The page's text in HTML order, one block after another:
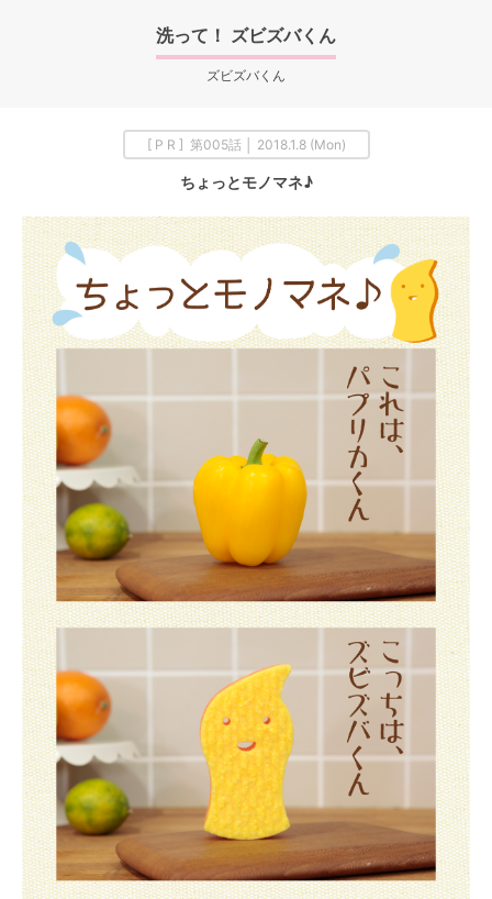
洗って！ ズビズバくん
ズビズバくん
[ P R ] 第005話 │ 2018.1.8 (Mon)
ちょっとモノマネ♪